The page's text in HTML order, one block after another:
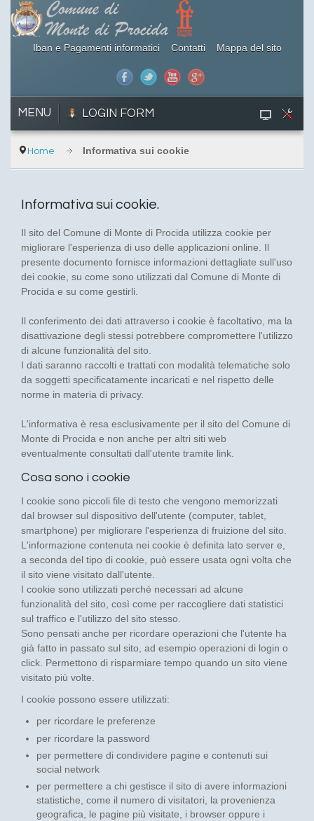
Iban e Pagamenti informatici Contatti Mappa del sito
MENU LOGIN FORM
Home Informativa sui cookie
Informativa sui cookie.
Il sito del Comune di Monte di Procida utilizza cookie per
migliorare l'esperienza di uso delle applicazioni online. Il
presente documento fornisce informazioni dettagliate sull'uso
dei cookie, su come sono utilizzati dal Comune di Monte di
Procida e su come gestirli.
Il conferimento dei dati attraverso i cookie è facoltativo, ma la
disattivazione degli stessi potrebbere compromettere l'utilizzo
di alcune funzionalità del sito.
I dati saranno raccolti e trattati con modalità telematiche solo
da soggetti specificatamente incaricati e nel rispetto delle
norme in materia di privacy.
L'informativa è resa esclusivamente per il sito del Comune di
Monte di Procida e non anche per altri siti web
eventualmente consultati dall'utente tramite link.
Cosa sono i cookie
I cookie sono piccoli file di testo che vengono memorizzati
dal browser sul dispositivo dell'utente (computer, tablet,
smartphone) per migliorare l'esperienza di fruizione del sito.
L'informazione contenuta nei cookie è definita lato server e,
a seconda del tipo di cookie, può essere usata ogni volta che
il sito viene visitato dall'utente.
I cookie sono utilizzati perché necessari ad alcune
funzionalità del sito, così come per raccogliere dati statistici
sul traffico e l'utilizzo del sito stesso.
Sono pensati anche per ricordare operazioni che l'utente ha
già fatto in passato sul sito, ad esempio operazioni di login o
click. Permettono di risparmiare tempo quando un sito viene
visitato più volte.
I cookie possono essere utilizzati:
per ricordare le preferenze
per ricordare la password
per permettere di condividere pagine e contenuti sui
social network
per permettere a chi gestisce il sito di avere informazioni
statistiche, come il numero di visitatori, la provenienza
geografica, le pagine più visitate, i browser oppure i